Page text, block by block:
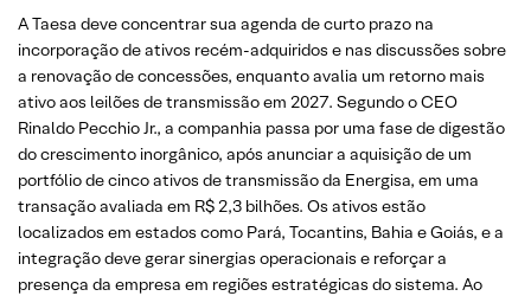
A Taesa deve concentrar sua agenda de curto prazo na
incorporação de ativos recém-adquiridos e nas discussões sobre
a renovação de concessões, enquanto avalia um retorno mais
ativo aos leilões de transmissão em 2027. Segundo o CEO
Rinaldo Pecchio Jr., a companhia passa por uma fase de digestão
do crescimento inorgânico, após anunciar a aquisição de um
portfólio de cinco ativos de transmissão da Energisa, em uma
transação avaliada em R$ 2,3 bilhões. Os ativos estão
localizados em estados como Pará, Tocantins, Bahia e Goiás, e a
integração deve gerar sinergias operacionais e reforçar a
presença da empresa em regiões estratégicas do sistema. Ao